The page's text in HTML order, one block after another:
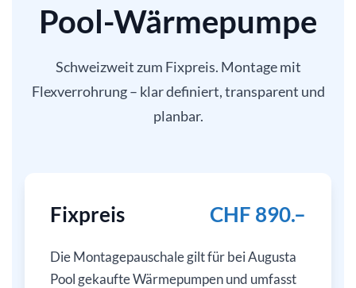
Pool-Wärmepumpe
Schweizweit zum Fixpreis. Montage mit
Flexverrohrung – klar definiert, transparent und
planbar.
Fixpreis CHF 890.–
Die Montagepauschale gilt für bei Augusta
Pool gekaufte Wärmepumpen und umfasst